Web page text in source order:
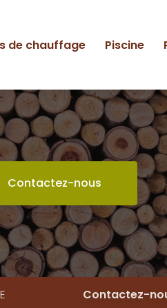
de chauffage Piscine
Contactez-nous
Contactez-